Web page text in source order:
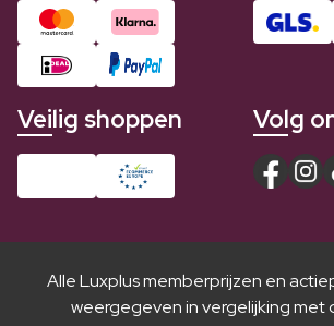
Veilig shoppen Volg
Alle Luxplus memberprijzen en
weergegeven in vergelijking met